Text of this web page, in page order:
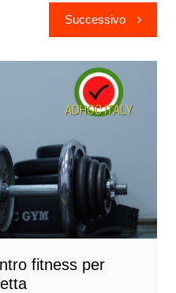
Successivo
fitness per